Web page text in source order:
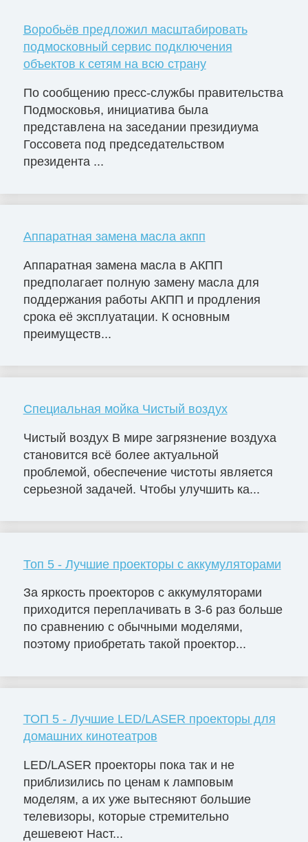
Воробьёв предложил масштабировать
подмосковный сервис подключения
объектов к сетям на всю страну
По сообщению пресс-службы правительства
Подмосковья, инициатива была
представлена на заседании президиума
Госсовета под председательством
президента ...
Аппаратная замена масла акпп
Аппаратная замена масла в АКПП
предполагает полную замену масла для
поддержания работы АКПП и продления
срока её эксплуатации. К основным
преимуществ...
Специальная мойка Чистый воздух
Чистый воздух В мире загрязнение воздуха
становится всё более актуальной
проблемой, обеспечение чистоты является
серьезной задачей. Чтобы улучшить ка...
Топ 5 - Лучшие проекторы с аккумуляторами
За яркость проекторов с аккумуляторами
приходится переплачивать в 3-6 раз больше
по сравнению с обычными моделями,
поэтому приобретать такой проектор...
ТОП 5 - Лучшие LED/LASER проекторы для
домашних кинотеатров
LED/LASER проекторы пока так и не
приблизились по ценам к ламповым
моделям, а их уже вытесняют большие
телевизоры, которые стремительно
дешевеют Наст...